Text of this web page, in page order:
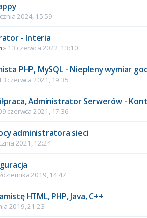
2024, 15:59
- Interia
» 13 czerwca 2022, 13:10
PHP, MySQL - Niepłeny wymiar
czerwca 2021, 19:35
Administrator Serwerów -
czerwca 2021, 17:36
administratora sieci
2021, 12:24
2019, 14:47
HTML, PHP, Java, C++
2019, 21:23